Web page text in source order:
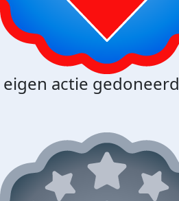
eigen actie gedoneerd